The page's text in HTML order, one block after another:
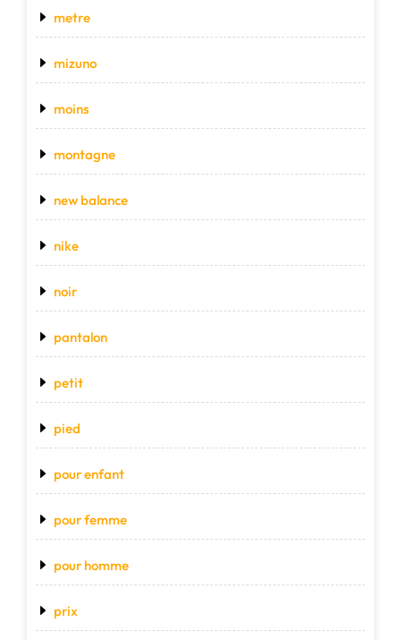
metre
mizuno
moins
montagne
new balance
nike
noir
pantalon
petit
pied
pour enfant
pour femme
pour homme
prix